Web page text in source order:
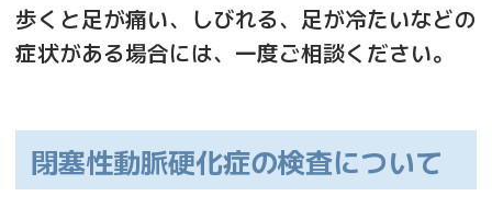
歩くと足が痛い、しびれる、足が冷たいなどの
症状がある場合には、一度ご相談ください。
閉塞性動脈硬化症の検査について